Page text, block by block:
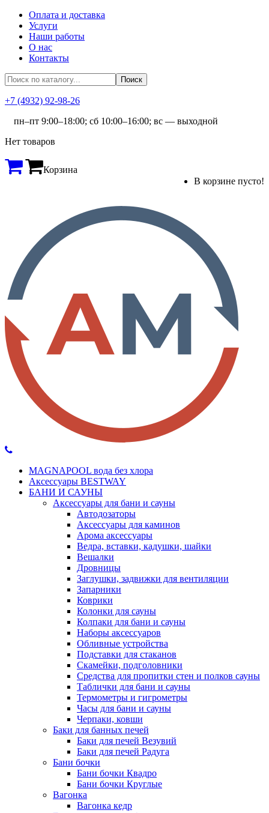
Оплата и доставка
Услуги
Наши работы
О нас
Контакты
+7 (4932) 92-98-26
пн–пт 9:00–18:00; сб 10:00–16:00; вс — выходной
Нет товаров
Корзина
В корзине пусто!
MAGNAPOOL вода без хлора
Аксессуары BESTWAY
БАНИ И САУНЫ
Аксессуары для бани и сауны
Автодозаторы
Аксессуары для каминов
Арома аксессуары
Ведра, вставки, кадушки, шайки
Вешалки
Дровницы
Заглушки, задвижки для вентиляции
Запарники
Коврики
Колонки для сауны
Колпаки для бани и сауны
Наборы аксессуаров
Обливные устройства
Подставки для стаканов
Скамейки, подголовники
Средства для пропитки стен и полков сауны
Таблички для бани и сауны
Термометры и гигрометры
Часы для бани и сауны
Черпаки, ковши
Баки для банных печей
Баки для печей Везувий
Баки для печей Радуга
Бани бочки
Бани бочки Квадро
Бани бочки Круглые
Вагонка
Вагонка кедр